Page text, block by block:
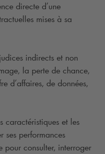
directe d’une
mises à sa
indirects et non
la perte de chance,
d’affaires, de données,
caractéristiques et les
ses performances
pour consulter, interroger